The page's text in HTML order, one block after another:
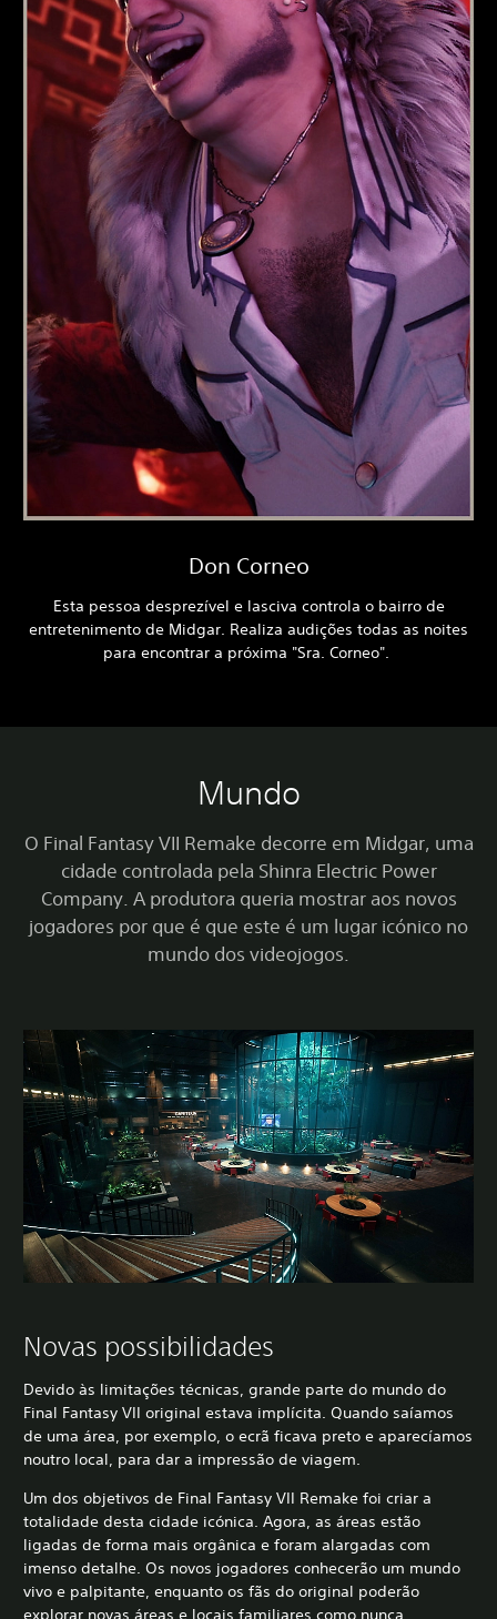
Don Corneo
Esta pessoa desprezível e lasciva controla o bairro de
entretenimento de Midgar. Realiza audições todas as noites
para encontrar a próxima "Sra. Corneo".
Mundo
O Final Fantasy VII Remake decorre em Midgar, uma
cidade controlada pela Shinra Electric Power
Company. A produtora queria mostrar aos novos
jogadores por que é que este é um lugar icónico no
mundo dos videojogos.
Novas possibilidades
Devido às limitações técnicas, grande parte do mundo do
Final Fantasy VII original estava implícita. Quando saíamos
de uma área, por exemplo, o ecrã ficava preto e aparecíamos
noutro local, para dar a impressão de viagem.
Um dos objetivos de Final Fantasy VII Remake foi criar a
totalidade desta cidade icónica. Agora, as áreas estão
ligadas de forma mais orgânica e foram alargadas com
imenso detalhe. Os novos jogadores conhecerão um mundo
vivo e palpitante, enquanto os fãs do original poderão
explorar novas áreas e locais familiares como nunca